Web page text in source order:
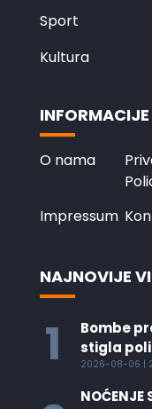
Sport
Kultura
INFORMACIJE
O nama
Impressum
NAJNOVIJE
1
Bombe
stigla
2026-08-06 |
NOĆENJE